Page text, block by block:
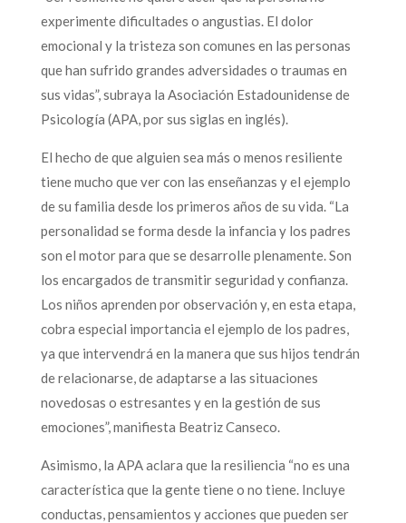
experimente dificultades o angustias. El dolor
emocional y la tristeza son comunes en las personas
que han sufrido grandes adversidades o traumas en
sus vidas”, subraya la Asociación Estadounidense de
Psicología (APA, por sus siglas en inglés).
El hecho de que alguien sea más o menos resiliente
tiene mucho que ver con las enseñanzas y el ejemplo
de su familia desde los primeros años de su vida. “La
personalidad se forma desde la infancia y los padres
son el motor para que se desarrolle plenamente. Son
los encargados de transmitir seguridad y confianza.
Los niños aprenden por observación y, en esta etapa,
cobra especial importancia el ejemplo de los padres,
ya que intervendrá en la manera que sus hijos tendrán
de relacionarse, de adaptarse a las situaciones
novedosas o estresantes y en la gestión de sus
emociones”, manifiesta Beatriz Canseco.
Asimismo, la APA aclara que la resiliencia “no es una
característica que la gente tiene o no tiene. Incluye
conductas, pensamientos y acciones que pueden ser